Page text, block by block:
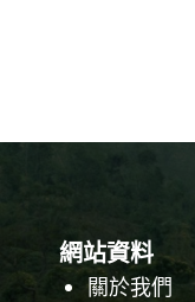
網站資料
關於我們